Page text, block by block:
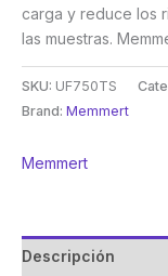
carga y reduce los
las muestras.
SKU: UF750TS
Brand: Memmert
Memmert
Descripción